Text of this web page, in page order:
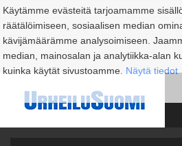
Käytämme evästeitä tarjoamamme
räätälöimiseen, sosiaalisen median
kävijämäärämme analysoimiseen.
median, mainosalan ja analytiikka-alan
kuinka käytät sivustoamme. Näytä tiedot